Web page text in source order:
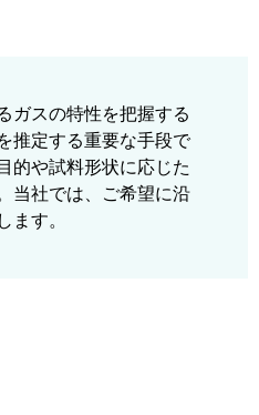
ガスの特性を把握する
推定する重要な手段で
的や試料形状に応じた
当社では、ご希望に沿
ます。